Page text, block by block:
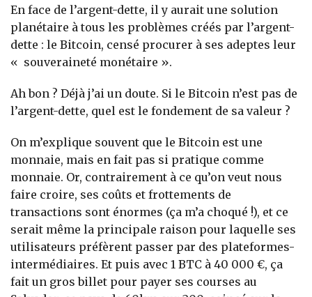
En face de l’argent-dette, il y aurait une solution
planétaire à tous les problèmes créés par l’argent-
dette : le Bitcoin, censé procurer à ses adeptes leur
« souveraineté monétaire ».
Ah bon ? Déjà j’ai un doute. Si le Bitcoin n’est pas de
l’argent-dette, quel est le fondement de sa valeur ?
On m’explique souvent que le Bitcoin est une
monnaie, mais en fait pas si pratique comme
monnaie. Or, contrairement à ce qu’on veut nous
faire croire, ses coûts et frottements de
transactions sont énormes (ça m’a choqué !), et ce
serait même la principale raison pour laquelle ses
utilisateurs préfèrent passer par des plateformes-
intermédiaires. Et puis avec 1 BTC à 40 000 €, ça
fait un gros billet pour payer ses courses au